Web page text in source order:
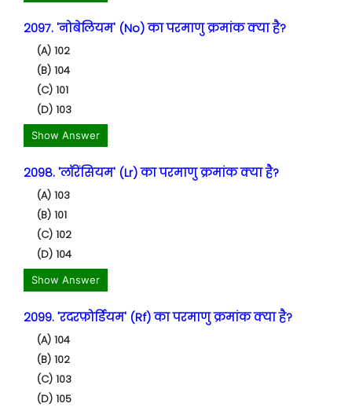
2097. 'नोबेलियम' (No) का परमाणु क्रमांक क्या है?
(A) 102
(B) 104
(C) 101
(D) 103
Show Answer
2098. 'लॉरेंसियम' (Lr) का परमाणु क्रमांक क्या है?
(A) 103
(B) 101
(C) 102
(D) 104
Show Answer
2099. 'रदरफ़ोर्डियम' (Rf) का परमाणु क्रमांक क्या है?
(A) 104
(B) 102
(C) 103
(D) 105